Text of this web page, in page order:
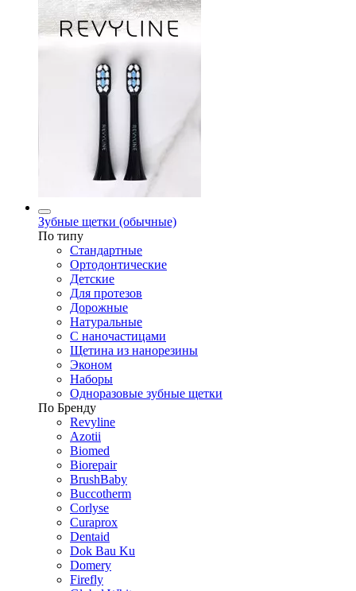
Зубные щетки (обычные)
По типу
Стандартные
Ортодонтические
Детские
Для протезов
Дорожные
Натуральные
С наночастицами
Щетина из нанорезины
Эконом
Наборы
Одноразовые зубные щетки
По Бренду
Revyline
Azotii
Biomed
Biorepair
BrushBaby
Buccotherm
Corlyse
Curaprox
Dentaid
Dok Bau Ku
Domery
Firefly